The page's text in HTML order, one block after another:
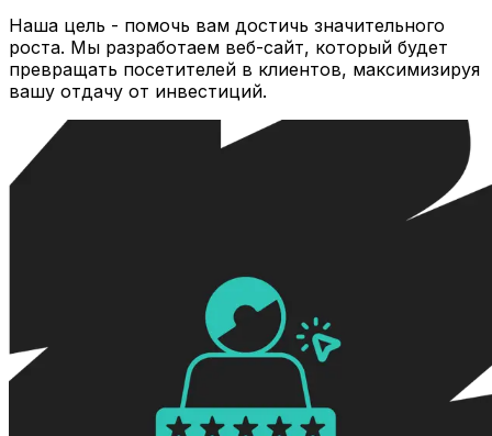
Наша цель - помочь вам достичь значительного
роста. Мы разработаем веб-сайт, который будет
превращать посетителей в клиентов, максимизируя
вашу отдачу от инвестиций.